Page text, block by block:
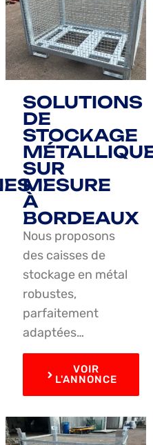
SOLUTIONS
DE
STOCKAGE
SUR
MESURE
À
BORDEAUX
Nous proposons
des caisses de
stockage en métal
robustes,
parfaitement
adaptées…
VOIR
L'ANNONCE